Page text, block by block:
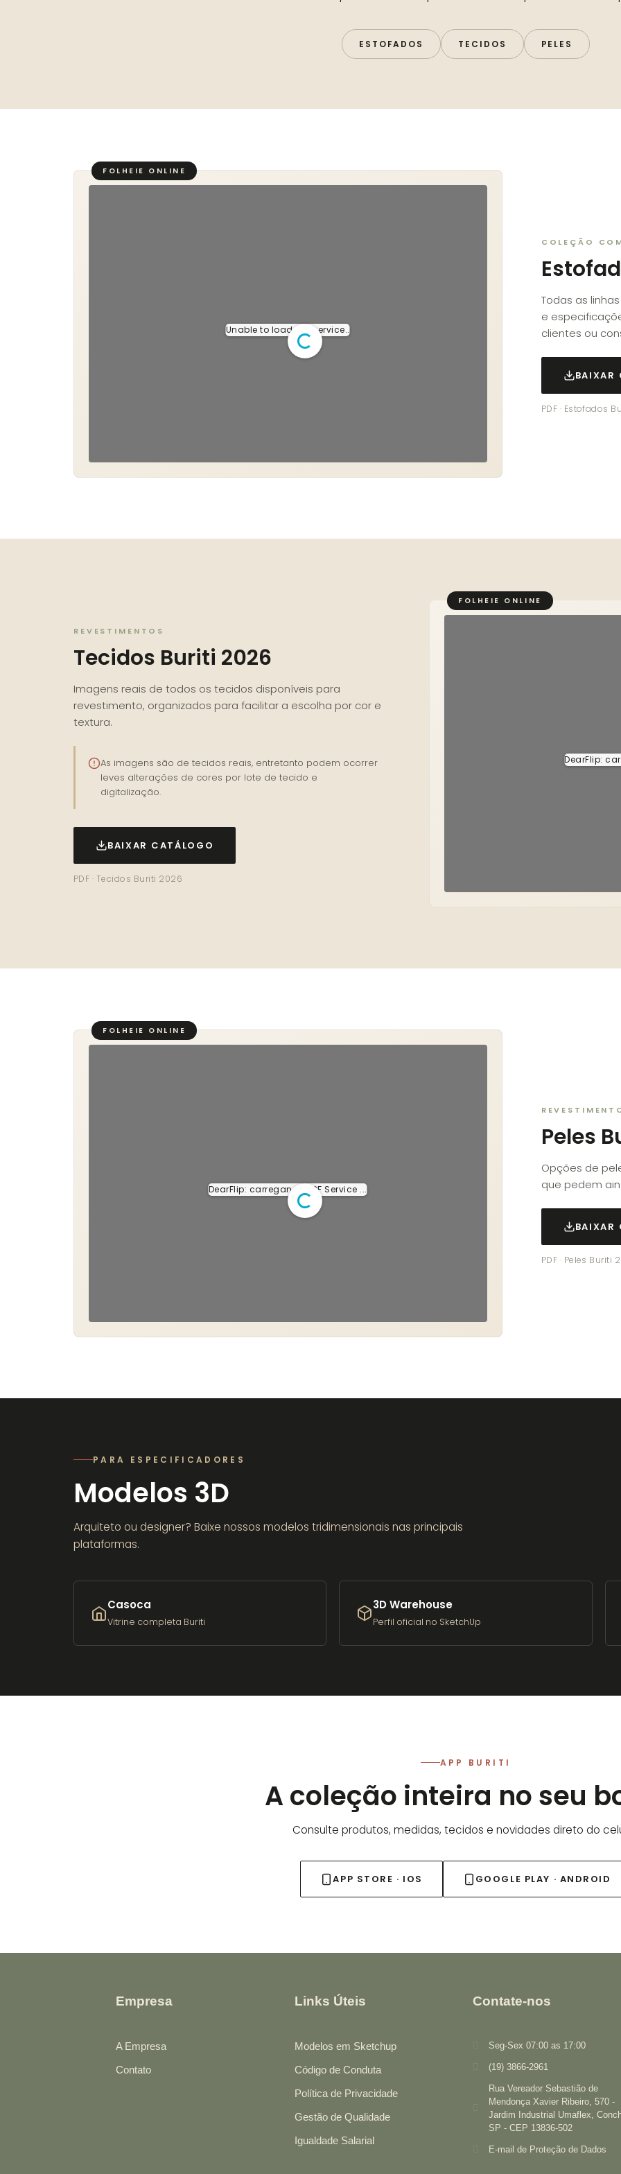
ESTOFADOS TECIDOS PELES
Unable to load PDF service..
COLEÇÃO
Todas as
e
clientes ou
BAIXAR
PDF · Estofados
REVESTIMENTOS
Tecidos Buriti 2026
Imagens reais de todos os tecidos disponíveis para
revestimento, organizados para facilitar a escolha por cor e
textura.
As imagens são de tecidos reais, entretanto podem ocorrer
leves alterações de cores por lote de tecido e
digitalização.
BAIXAR CATÁLOGO
PDF · Tecidos Buriti 2026
DearFlip:
DearFlip: carregando PDF Service ...
Peles
Opções de
que pedem
BAIXAR
PDF · Peles Buriti
PARA ESPECIFICADORES
Modelos 3D
Arquiteto ou designer? Baixe nossos modelos tridimensionais nas principais
plataformas.
Casoca
Vitrine completa Buriti
3D Warehouse
Perfil oficial no SketchUp
APP BURITI
A coleção inteira no seu
Consulte produtos, medidas, tecidos e novidades direto do
APP STORE · IOS GOOGLE PLAY · ANDROID
Empresa
A Empresa
Contato
Links Úteis
Modelos em Sketchup
Código de Conduta
Política de Privacidade
Gestão de Qualidade
Igualdade Salarial
Contate-nos
Seg-Sex 07:00 as 17:00
(19) 3866-2961
Rua Vereador Sebastião de
Mendonça Xavier Ribeiro, 570 -
Jardim Industrial Umaflex,
SP - CEP 13836-502
E-mail de Proteção de Dados